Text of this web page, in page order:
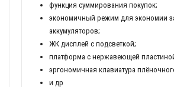
функция суммирования покупок;
экономичный режим для экономии
аккумуляторов;
ЖК дисплей с подсветкой;
платформа с нержавеющей
эргономичная клавиатура
и др